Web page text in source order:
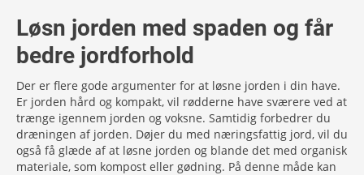
Løsn jorden med spaden og får
bedre jordforhold
Der er flere gode argumenter for at løsne jorden i din have.
Er jorden hård og kompakt, vil rødderne have sværere ved at
trænge igennem jorden og voksne. Samtidig forbedrer du
dræningen af jorden. Døjer du med næringsfattig jord, vil du
også få glæde af at løsne jorden og blande det med organisk
materiale, som kompost eller gødning. På denne måde kan